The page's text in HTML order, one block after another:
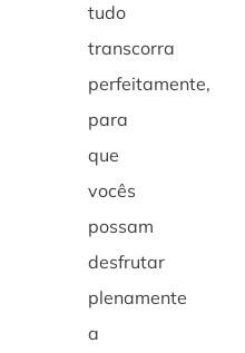
tudo
transcorra
perfeitamente,
para
que
vocês
possam
desfrutar
plenamente
a